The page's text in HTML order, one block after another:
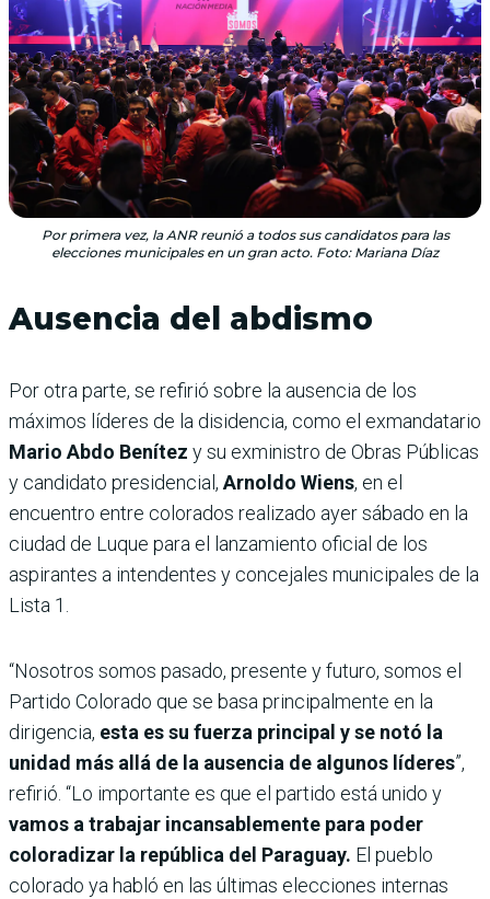
Por primera vez, la ANR reunió a todos sus candidatos para las
elecciones municipales en un gran acto. Foto: Mariana Díaz
Ausencia del abdismo
Por otra parte, se refirió sobre la ausencia de los
máximos líderes de la disidencia, como el exmandatario
Mario Abdo Benítez y su exministro de Obras Públicas
y candidato presidencial, Arnoldo Wiens, en el
encuentro entre colorados realizado ayer sábado en la
ciudad de Luque para el lanzamiento oficial de los
aspirantes a intendentes y concejales municipales de la
Lista 1.
“Nosotros somos pasado, presente y futuro, somos el
Partido Colorado que se basa principalmente en la
dirigencia, esta es su fuerza principal y se notó la
unidad más allá de la ausencia de algunos líderes”,
refirió. “Lo importante es que el partido está unido y
vamos a trabajar incansablemente para poder
coloradizar la república del Paraguay. El pueblo
colorado ya habló en las últimas elecciones internas